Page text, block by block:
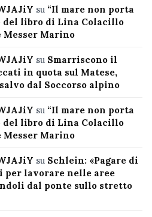
su “Il mare non porta
del libro di Lina Colacillo
Messer Marino
su Smarriscono il
in quota sul Matese,
dal Soccorso alpino
su “Il mare non porta
del libro di Lina Colacillo
Messer Marino
su Schlein: «Pagare di
per lavorare nelle aree
dal ponte sullo stretto